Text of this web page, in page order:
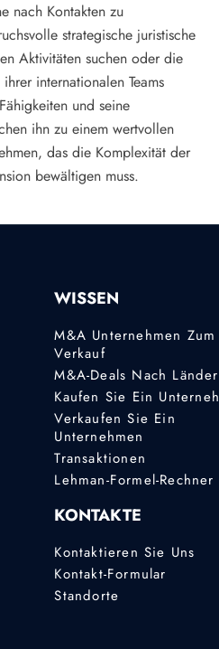
nach Kontakten zu
strategische juristische
Aktivitäten suchen oder die
internationalen Teams
und seine
ihn zu einem wertvollen
das die Komplexität der
bewältigen muss.
WISSEN
M&A Unternehmen Zum
Verkauf
M&A-Deals Nach
Kaufen Sie Ein
Verkaufen Sie Ein
Unternehmen
Transaktionen
Lehman-Formel-Rechner
KONTAKTE
Kontaktieren Sie Uns
Kontakt-Formular
Standorte